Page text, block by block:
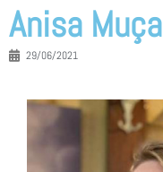
Anisa Muça
29/06/2021